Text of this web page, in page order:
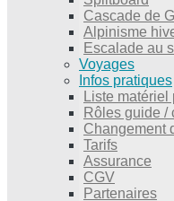
Cascade de
Alpinisme
Escalade au
Voyages
Infos pratiques
Liste matériel
Rôles guide /
Changement
Tarifs
Assurance
CGV
Partenaires